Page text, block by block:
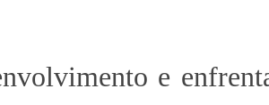
e